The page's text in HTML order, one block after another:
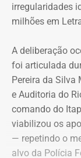
irregularidades
milhões em
A deliberação
foi articulada
Pereira da Silva
e Auditoria do
comando do
viabilizou os
— repetindo o
alvo da Polícia